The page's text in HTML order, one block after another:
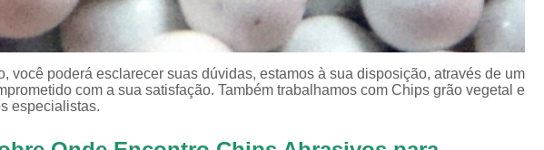
Revestimento
Revestimento
Revestimento para
você poderá esclarecer suas dúvidas, estamos à sua disposição, através de um
com a sua satisfação. Também trabalhamos com Chips grão vegetal e
especialistas.